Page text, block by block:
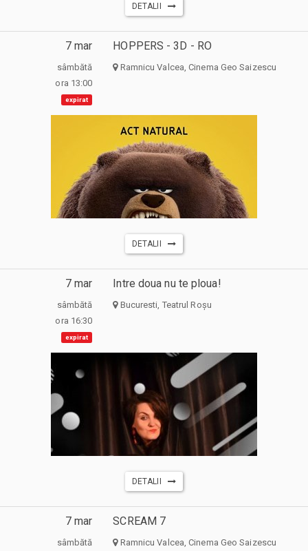
DETALII
7 mar
sâmbătă
ora 13:00
expirat
HOPPERS - 3D - RO
Ramnicu Valcea, Cinema Geo Saizescu
DETALII
7 mar
sâmbătă
ora 16:30
expirat
Intre doua nu te ploua!
Bucuresti, Teatrul Roșu
DETALII
7 mar
sâmbătă
SCREAM 7
Ramnicu Valcea, Cinema Geo Saizescu